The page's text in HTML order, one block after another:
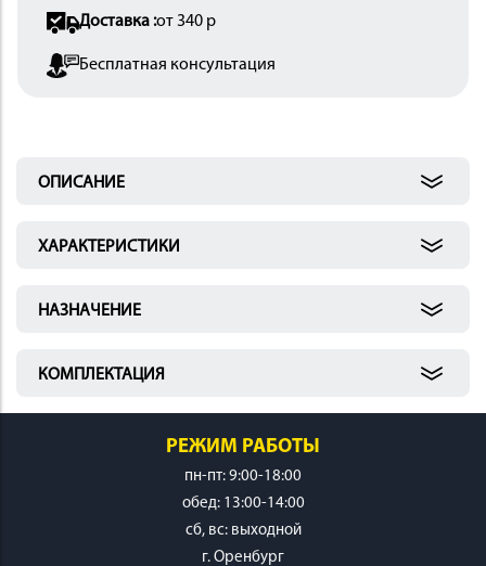
Доставка :от 340 р
Бесплатная консультация
ОПИСАНИЕ
ХАРАКТЕРИСТИКИ
НАЗНАЧЕНИЕ
КОМПЛЕКТАЦИЯ
РЕЖИМ РАБОТЫ
пн-пт: 9:00-18:00
обед: 13:00-14:00
cб, вс: выходной
г. Оренбург